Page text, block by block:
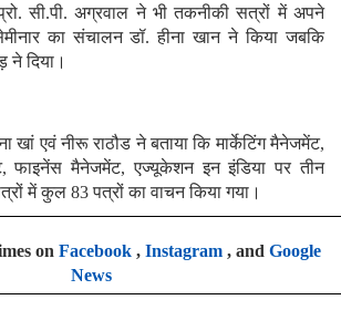
सी.पी. अग्रवाल ने भी तकनीकी सत्रों में अपने
का संचालन डॉ. हीना खान ने किया जबकि
ने दिया।
खां एवं नीरू राठौड ने बताया कि मार्केटिंग मैनेजमेंट,
फाइनेंस मैनेजमेंट, एज्यूकेशन इन इंडिया पर तीन
में कुल 83 पत्रों का वाचन किया गया।
on Facebook, Instagram, and Google
News